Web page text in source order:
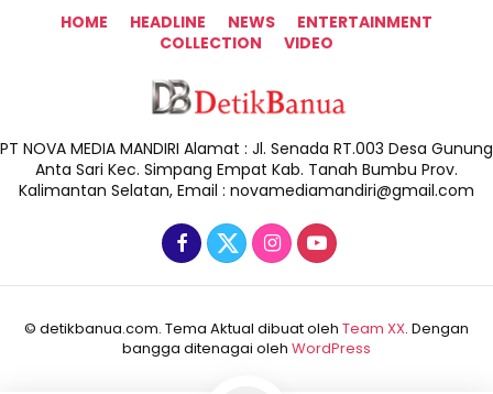
HOME HEADLINE NEWS
ENTERTAINMENT
COLLECTION
VIDEO
PT NOVA MEDIA MANDIRI Alamat : Jl. Senada RT.003 Desa Gunung
Anta Sari Kec. Simpang Empat Kab. Tanah Bumbu Prov.
Kalimantan Selatan, Email : novamediamandiri@gmail.com
© detikbanua.com. Tema Aktual dibuat oleh Team XX. Dengan
bangga ditenagai oleh WordPress